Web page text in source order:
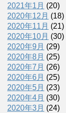
2021年1月 (20)
2020年12月 (18)
2020年11月 (21)
2020年10月 (30)
2020年9月 (29)
2020年8月 (25)
2020年7月 (26)
2020年6月 (25)
2020年5月 (23)
2020年4月 (30)
2020年3月 (24)